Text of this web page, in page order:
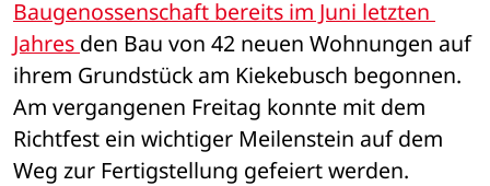
Baugenossenschaft bereits im Juni letzten
Jahres den Bau von 42 neuen Wohnungen auf
ihrem Grundstück am Kiekebusch begonnen.
Am vergangenen Freitag konnte mit dem
Richtfest ein wichtiger Meilenstein auf dem
Weg zur Fertigstellung gefeiert werden.